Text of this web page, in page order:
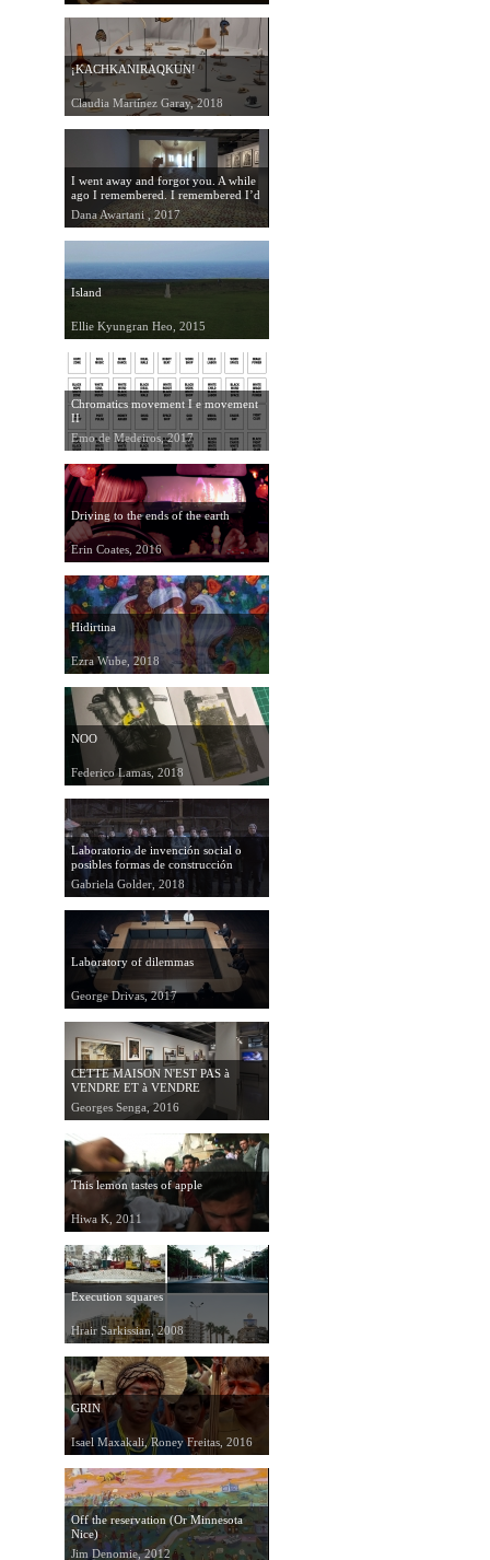
¡KACHKANIRAQKUN!
Claudia Martínez Garay, 2018
I went away and forgot you. A while
ago I remembered. I remembered I’d
forgotten you. I was dreaming.
Dana Awartani , 2017
Island
Ellie Kyungran Heo, 2015
Chromatics movement I e movement
II
Emo de Medeiros, 2017
Driving to the ends of the earth
Erin Coates, 2016
Hidirtina
Ezra Wube, 2018
NOO
Federico Lamas, 2018
Laboratorio de invención social o
posibles formas de construcción
colectiva
Gabriela Golder, 2018
Laboratory of dilemmas
George Drivas, 2017
CETTE MAISON N'EST PAS à
VENDRE ET à VENDRE
Georges Senga, 2016
This lemon tastes of apple
Hiwa K, 2011
Execution squares
Hrair Sarkissian, 2008
GRIN
Isael Maxakali, Roney Freitas, 2016
Off the reservation (Or Minnesota
Nice)
Jim Denomie, 2012